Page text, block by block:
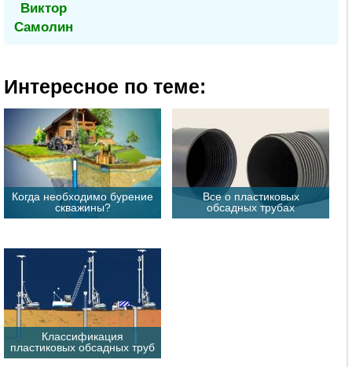
Виктор
Самолин
Интересное по теме:
Когда необходимо бурение
скважины?
Все о пластиковых
обсадных трубах
Классификация
пластиковых обсадных труб